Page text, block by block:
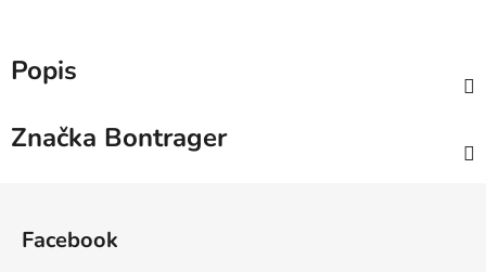
Popis
Značka Bontrager
Facebook